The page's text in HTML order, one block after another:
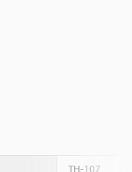
TH-107